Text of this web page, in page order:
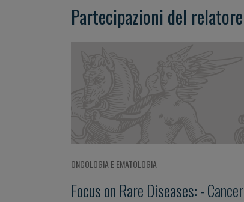
Partecipazioni del relatore
ONCOLOGIA E EMATOLOGIA
Focus on Rare Diseases: - Cancer